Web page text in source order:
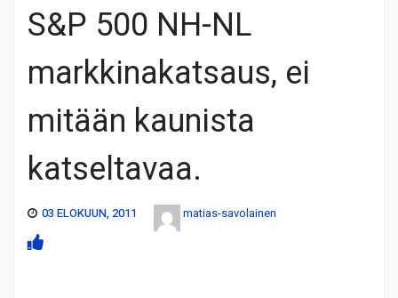
S&P 500 NH-NL
markkinakatsaus, ei
mitään kaunista
katseltavaa.
03 ELOKUUN, 2011 matias-savolainen